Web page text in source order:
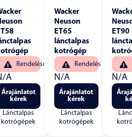
Rendelésre
A
Árajánlatot
kérek
Lánctalpas
kotrógépek
Wacker
Neuson
ET65
lánctalpas
kotrógép
Rendelésre
N/A
Árajánlatot
kérek
Lánctalpas
kotrógépek
ET90
N/A